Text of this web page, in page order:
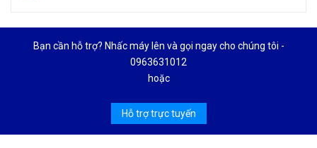
Bạn cần hỗ trợ? Nhấc máy lên và gọi ngay cho chúng tôi -
0963631012
hoặc
Hỗ trợ trực tuyến